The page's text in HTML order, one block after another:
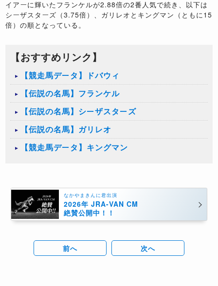
イアーに輝いたフランケルが2.88倍の2番人気で続き、以下は
シーザスターズ（3.75倍）、ガリレオとキングマン（ともに15
倍）の順となっている。
【おすすめリンク】
【競走馬データ】ドバウィ
【伝説の名馬】フランケル
【伝説の名馬】シーザスターズ
【伝説の名馬】ガリレオ
【競走馬データ】キングマン
なかやまきんに君出演
2026年 JRA-VAN CM
絶賛公開中！！
前へ 次へ